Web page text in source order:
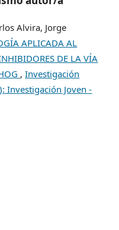
Alvira, Jorge
APLICADA AL
DE LA VÍA
,Investigación
Investigación Joven -